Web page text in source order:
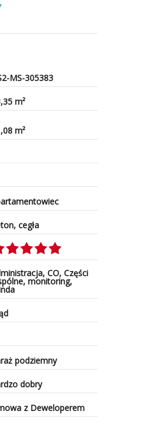
MS-305383
m²
m²
cegła
CO, Części
monitoring,
podziemny
dobry
z Deweloperem